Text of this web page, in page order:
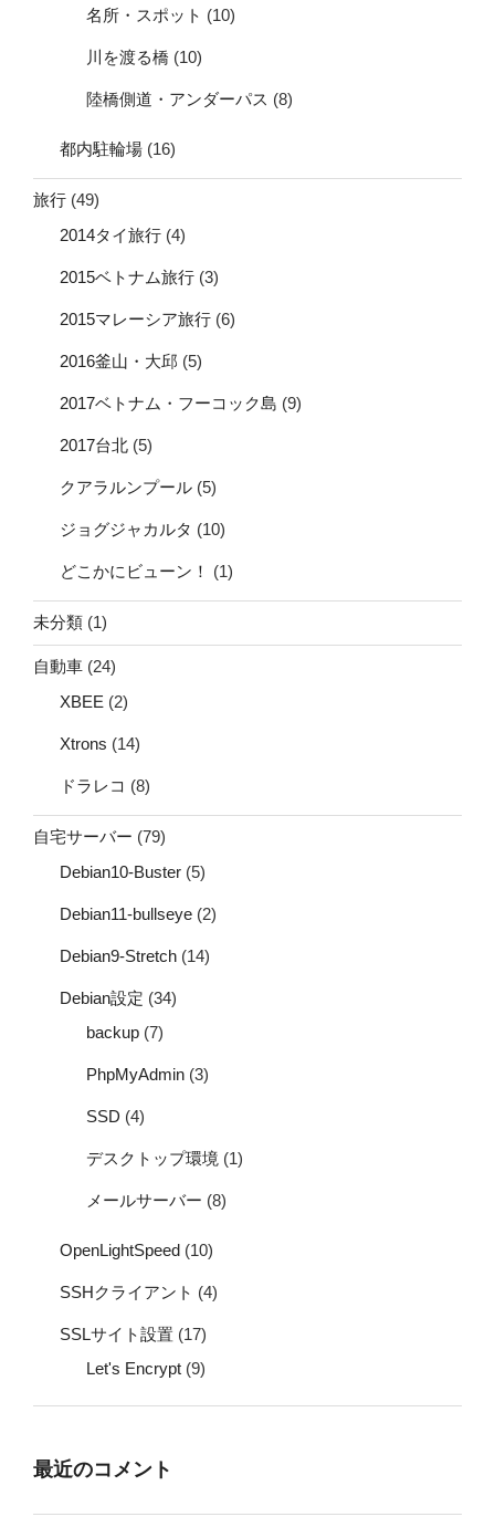
名所・スポット (10)
川を渡る橋 (10)
陸橋側道・アンダーパス (8)
都内駐輪場 (16)
旅行 (49)
2014タイ旅行 (4)
2015ベトナム旅行 (3)
2015マレーシア旅行 (6)
2016釜山・大邱 (5)
2017ベトナム・フーコック島 (9)
2017台北 (5)
クアラルンプール (5)
ジョグジャカルタ (10)
どこかにビューン！ (1)
未分類 (1)
自動車 (24)
XBEE (2)
Xtrons (14)
ドラレコ (8)
自宅サーバー (79)
Debian10-Buster (5)
Debian11-bullseye (2)
Debian9-Stretch (14)
Debian設定 (34)
backup (7)
PhpMyAdmin (3)
SSD (4)
デスクトップ環境 (1)
メールサーバー (8)
OpenLightSpeed (10)
SSHクライアント (4)
SSLサイト設置 (17)
Let's Encrypt (9)
最近のコメント